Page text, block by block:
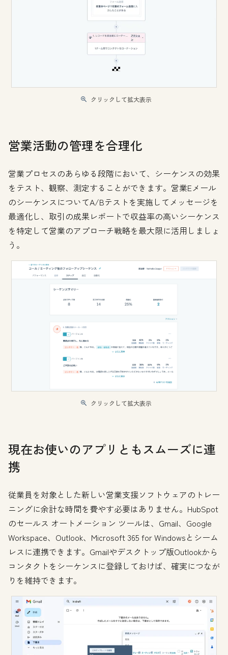
クリックして拡大表示
営業活動の管理を合理化
営業プロセスのあらゆる段階において、シーケンスの効果
をテスト、観察、測定することができます。営業Eメール
のシーケンスについてA/Bテストを実施してメッセージを
最適化し、取引の成果レポートで収益率の高いシーケンス
を特定して営業のアプローチ戦略を最大限に活用しましょ
う。
クリックして拡大表示
現在お使いのアプリともスムーズに連
携
従業員を対象とした新しい営業支援ソフトウェアのトレー
ニングに余計な時間を費やす必要はありません。HubSpot
のセールス オートメーション ツールは、Gmail、Google
Workspace、Outlook、Microsoft 365 for Windowsとシーム
レスに連携できます。Gmailやデスクトップ版Outlookから
コンタクトをシーケンスに登録しておけば、確実につなが
りを維持できます。